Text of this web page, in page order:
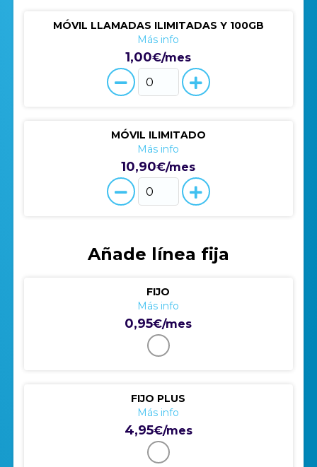
MÓVIL LLAMADAS ILIMITADAS Y 100GB
Más info
1,00€/mes
MÓVIL ILIMITADO
Más info
10,90€/mes
Añade línea fija
FIJO
Más info
0,95€/mes
FIJO PLUS
Más info
4,95€/mes